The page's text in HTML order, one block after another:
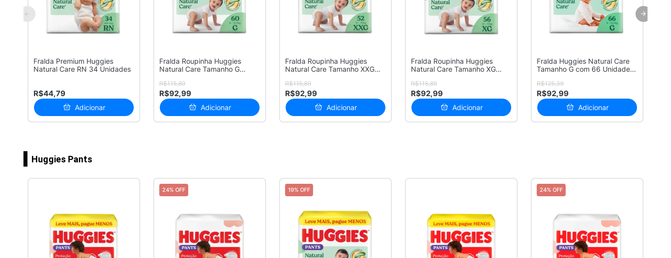
Fralda Premium Huggies
Natural Care RN 34 Unidades
R$44,79
Adicionar
Fralda Roupinha Huggies
Natural Care Tamanho G
R$115,89
R$92,99
Adicionar
Fralda Roupinha Huggies
Natural Care Tamanho XXG
R$115,89
R$92,99
Adicionar
Fralda Roupinha Huggies
Natural Care Tamanho XG
R$115,89
R$92,99
Adicionar
Fralda Huggies Natural Care
Tamanho G com 66 Unidades
R$125,39
R$92,99
Adicionar
Huggies Pants
24% OFF 19% OFF 24% OFF